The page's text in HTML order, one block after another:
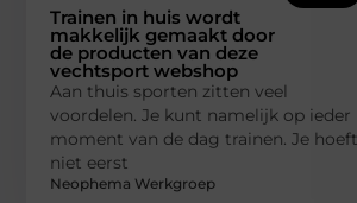
Trainen in huis wordt
makkelijk gemaakt door
de producten van deze
vechtsport webshop
Aan thuis sporten zitten veel
voordelen. Je kunt namelijk op ieder
moment van de dag trainen. Je hoeft
niet eerst
Neophema Werkgroep